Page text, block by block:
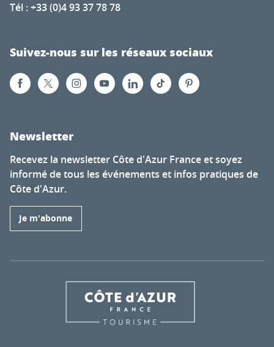
Tél : +33 (0)4 93 37 78 78
Suivez-nous sur les réseaux sociaux
Newsletter
Recevez la newsletter Côte d'Azur France et soyez
informé de tous les événements et infos pratiques de
Côte d'Azur.
Je m'abonne